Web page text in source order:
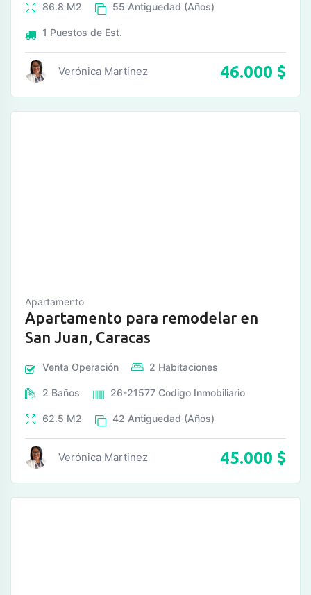
86.8 M2 55 Antiguedad (Años)
1 Puestos de Est.
Verónica Martinez 46.000 $
Apartamento
Apartamento para remodelar en
San Juan, Caracas
Venta Operación 2 Habitaciones
2 Baños 26-21577 Codigo Inmobiliario
62.5 M2 42 Antiguedad (Años)
Verónica Martinez 45.000 $